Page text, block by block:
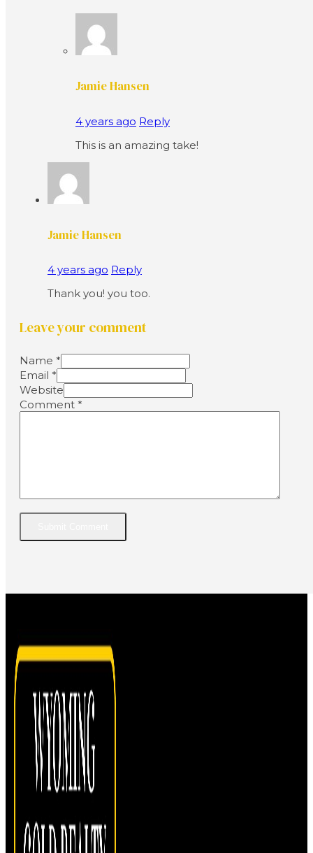
Jamie Hansen
4 years ago Reply
This is an amazing take!
Jamie Hansen
4 years ago Reply
Thank you! you too.
Leave your comment
Name *
Email *
Website
Comment *